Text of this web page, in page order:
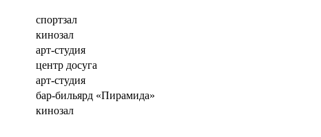
спортзал
кинозал
арт-студия
центр досуга
арт-студия
бар-бильярд «Пирамида»
кинозал